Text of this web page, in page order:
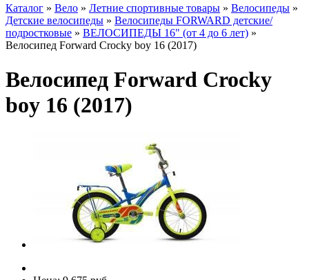
Каталог » Вело » Летние спортивные товары » Велосипеды »
Детские велосипеды » Велосипеды FORWARD детские/
подростковые » ВЕЛОСИПЕДЫ 16" (от 4 до 6 лет) »
Велосипед Forward Crocky boy 16 (2017)
Велосипед Forward Crocky
boy 16 (2017)